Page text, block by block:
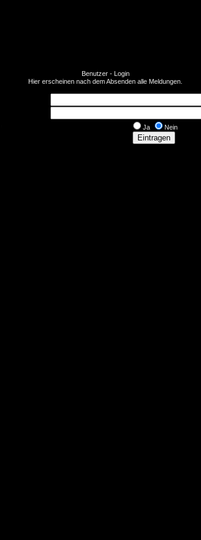
Benutzer - Login
Hier erscheinen nach dem Absenden alle Meldungen.
Ja
Nein